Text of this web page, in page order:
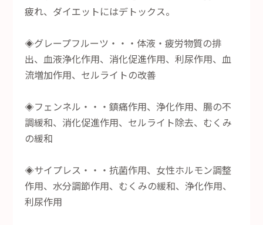
疲れ、ダイエットにはデトックス。
◈グレープフルーツ・・・体液・疲労物質の排
出、血液浄化作用、消化促進作用、利尿作用、血
流増加作用、セルライトの改善
◈フェンネル・・・鎮痛作用、浄化作用、腸の不
調緩和、消化促進作用、セルライト除去、むくみ
の緩和
◈サイプレス・・・抗菌作用、女性ホルモン調整
作用、水分調節作用、むくみの緩和、浄化作用、
利尿作用